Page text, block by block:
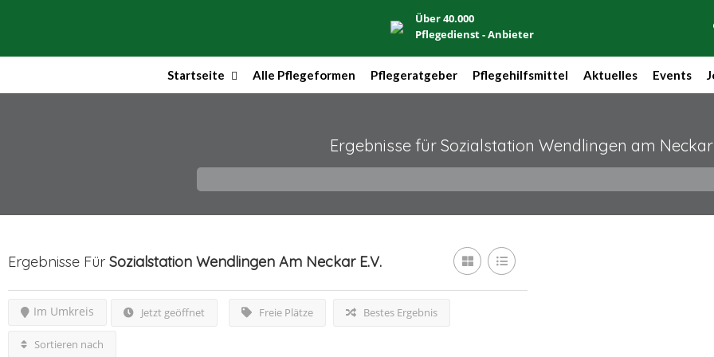
Über 40.000
Pflegedienst - Anbieter
Startseite Alle Pflegeformen Pflegeratgeber Pflegehilfsmittel Aktuelles Events
Ergebnisse für Sozialstation Wendlingen am Neckar
Ergebnisse Für Sozialstation Wendlingen Am Neckar E.V.
Jetzt geöffnet Freie Plätze
Im Umkreis Bestes Ergebnis
Sortieren nach